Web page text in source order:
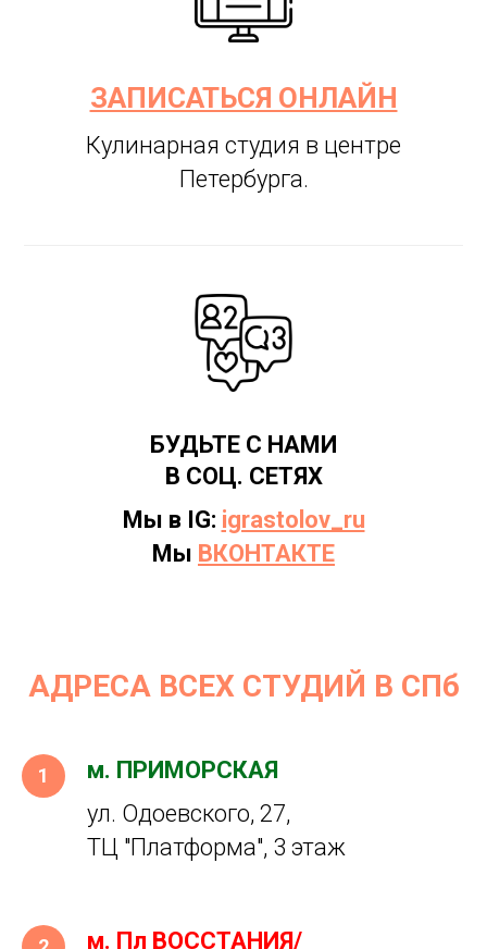
ЗАПИСАТЬСЯ ОНЛАЙН
Кулинарная студия в центре
Петербурга.
БУДЬТЕ С НАМИ
В СОЦ. СЕТЯХ
Мы в IG: igrastolov_ru
Мы ВКОНТАКТЕ
АДРЕСА ВСЕХ СТУДИЙ В СПб
м. ПРИМОРСКАЯ
ул. Одоевского, 27,
ТЦ "Платформа", 3 этаж
м. Пл ВОССТАНИЯ/